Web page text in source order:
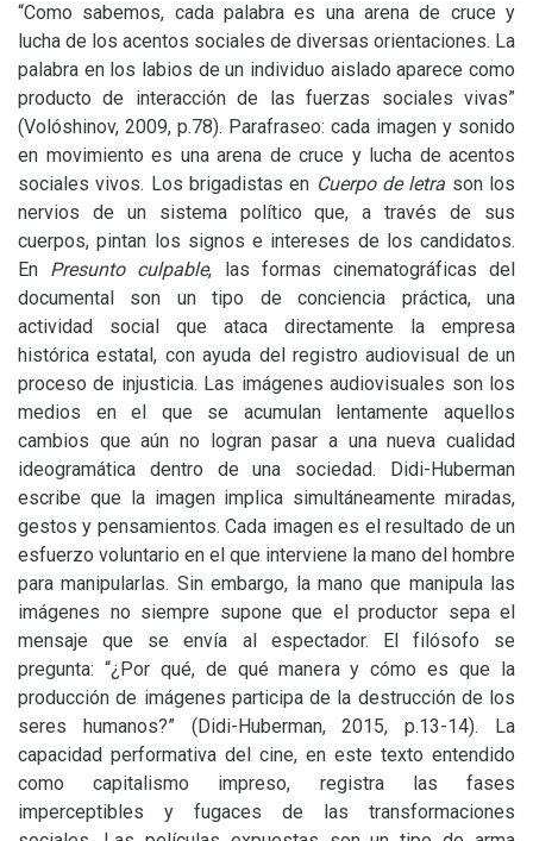
“Como sabemos, cada palabra es una arena de cruce y
lucha de los acentos sociales de diversas orientaciones. La
palabra en los labios de un individuo aislado aparece como
producto de interacción de las fuerzas sociales vivas”
(Volóshinov, 2009, p.78). Parafraseo: cada imagen y sonido
en movimiento es una arena de cruce y lucha de acentos
sociales vivos. Los brigadistas en Cuerpo de letra son los
nervios de un sistema político que, a través de sus
cuerpos, pintan los signos e intereses de los candidatos.
En Presunto culpable, las formas cinematográficas del
documental son un tipo de conciencia práctica, una
actividad social que ataca directamente la empresa
histórica estatal, con ayuda del registro audiovisual de un
proceso de injusticia. Las imágenes audiovisuales son los
medios en el que se acumulan lentamente aquellos
cambios que aún no logran pasar a una nueva cualidad
ideogramática dentro de una sociedad. Didi-Huberman
escribe que la imagen implica simultáneamente miradas,
gestos y pensamientos. Cada imagen es el resultado de un
esfuerzo voluntario en el que interviene la mano del hombre
para manipularlas. Sin embargo, la mano que manipula las
imágenes no siempre supone que el productor sepa el
mensaje que se envía al espectador. El filósofo se
pregunta: “¿Por qué, de qué manera y cómo es que la
producción de imágenes participa de la destrucción de los
seres humanos?” (Didi-Huberman, 2015, p.13-14). La
capacidad performativa del cine, en este texto entendido
como capitalismo impreso, registra las fases
imperceptibles y fugaces de las transformaciones